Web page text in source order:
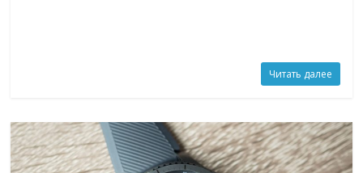
Читать далее